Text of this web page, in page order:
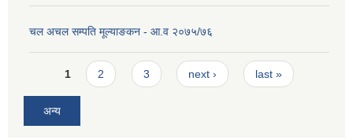
चल अचल सम्पति मूल्याङकन - आ.व २०७५/७६
Pages
1 2 3 next › last »
अन्य